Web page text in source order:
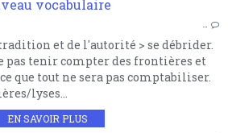
…
et de l'autorité > se débrider.
pas tenir compter des frontières et
que tout ne sera pas comptabiliser.
lyses...
EN SAVOIR PLUS